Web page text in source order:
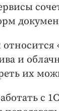
и
их
с